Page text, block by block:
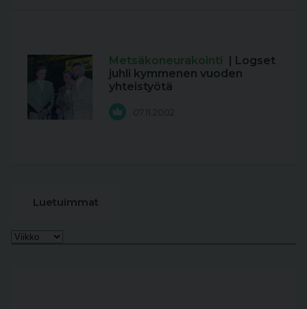
Metsäkoneurakointi | Logset
juhli kymmenen vuoden
yhteistyötä
07.11.2002
Luetuimmat